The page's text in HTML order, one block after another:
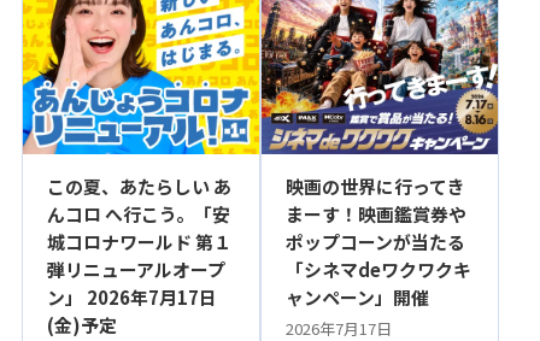
この夏、あたらしい あ
んコロ へ行こう。「安
城コロナワールド 第１
弾リニューアルオープ
ン」 2026年7月17日
(金)予定
映画の世界に行ってき
まーす！映画鑑賞券や
ポップコーンが当たる
「シネマdeワクワクキ
ャンペーン」開催
2026年7月17日